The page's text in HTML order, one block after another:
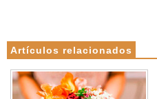
Artículos relacionados